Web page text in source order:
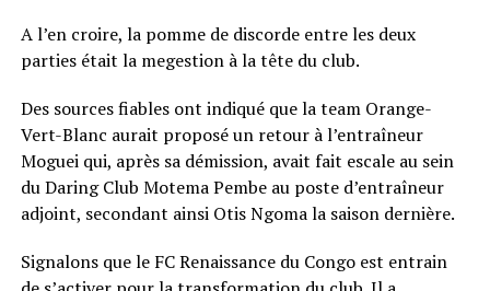
A l’en croire, la pomme de discorde entre les deux
parties était la megestion à la tête du club.
Des sources fiables ont indiqué que la team Orange-
Vert-Blanc aurait proposé un retour à l’entraîneur
Moguei qui, après sa démission, avait fait escale au sein
du Daring Club Motema Pembe au poste d’entraîneur
adjoint, secondant ainsi Otis Ngoma la saison dernière.
Signalons que le FC Renaissance du Congo est entrain